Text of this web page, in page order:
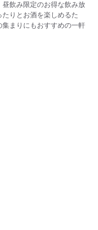
飲み限定のお得な飲み放
りとお酒を楽しめるた
まりにもおすすめの一軒